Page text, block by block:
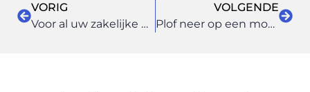
VORIG
Voor al uw zakelijke en particuliere verzekeringen in de regio Utrecht kunt u hier terecht
VOLGENDE
Plof neer op een moderne relaxstoel die afgestemd is op uw wensen